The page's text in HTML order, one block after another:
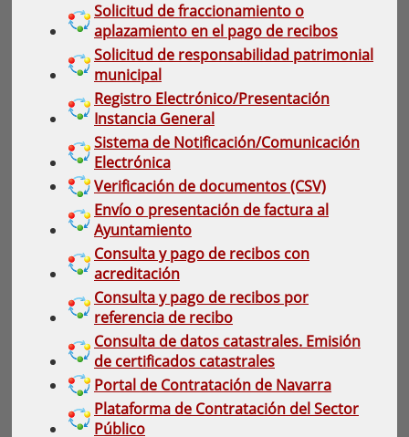
Solicitud de fraccionamiento o
aplazamiento en el pago de recibos
Solicitud de responsabilidad patrimonial
municipal
Registro Electrónico/Presentación
Instancia General
Sistema de Notificación/Comunicación
Electrónica
Verificación de documentos (CSV)
Envío o presentación de factura al
Ayuntamiento
Consulta y pago de recibos con
acreditación
Consulta y pago de recibos por
referencia de recibo
Consulta de datos catastrales. Emisión
de certificados catastrales
Portal de Contratación de Navarra
Plataforma de Contratación del Sector
Público